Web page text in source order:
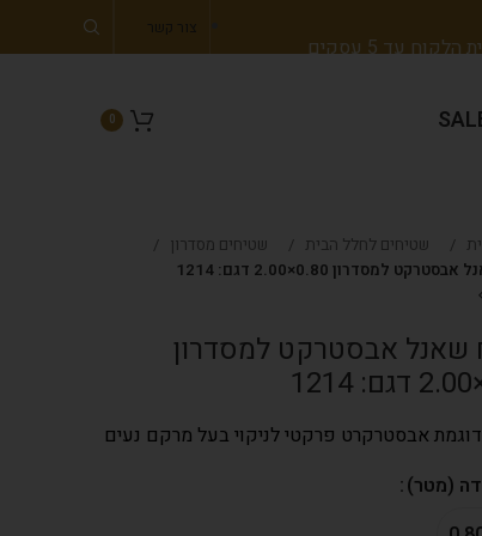
עד 5 עסקים
צור קשר
0
שטיחים לחלל הבית
שטיחים מסדרון
למסדרון 0.80×2.00 דגם: 1214
שאנל אבסטרקט למסדרון
אבסטרקרט פרקטי לניקוי בעל מרקם נעים
(מטר)